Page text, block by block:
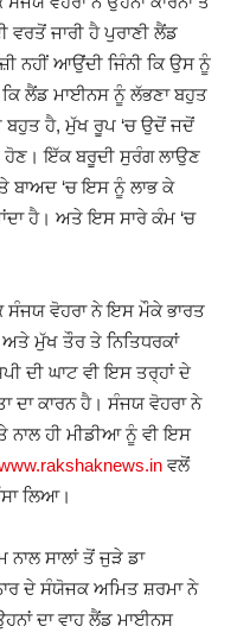
ਵਰਤੋਂ ਜਾਰੀ ਹੈ ਪੁਰਾਣੀ ਲੈਂਡ
ਨਹੀਂ ਆਉਂਦੀ ਜਿੰਨੀ ਕਿ ਉਸ ਨੂੰ
ਲੈਂਡ ਮਾਈਨਸ ਨੂੰ ਲੱਭਣਾ ਬਹੁਤ
ਬਹੁਤ ਹੈ, ਮੁੱਖ ਰੂਪ ‘ਚ ਉਦੋਂ ਜਦੋਂ
ਹੋਣ। ਇੱਕ ਬਰੂਦੀ ਸੁਰੰਗ ਲਾਉਣ
ਬਾਅਦ ‘ਚ ਇਸ ਨੂੰ ਲਾਭ ਕੇ
ਹੈ। ਅਤੇ ਇਸ ਸਾਰੇ ਕੰਮ ‘ਚ
ਸੰਜਯ ਵੋਹਰਾ ਨੇ ਇਸ ਮੌਕੇ ਭਾਰਤ
ਅਤੇ ਮੁੱਖ ਤੌਰ ਤੇ ਨਿਤਿਧਰਕਾਂ
ਦੀ ਘਾਟ ਵੀ ਇਸ ਤਰ੍ਹਾਂ ਦੇ
ਦਾ ਕਾਰਨ ਹੈ। ਸੰਜਯ ਵੋਹਰਾ ਨੇ
ਹੀ ਮੀਡੀਆ ਨੂੰ ਵੀ ਇਸ
ਵਲੋਂ
ਲਿਆ।
ਸਾਲਾਂ ਤੋਂ ਜੁੜੇ ਡਾ
ਦੇ ਸੰਯੋਜਕ ਅਮਿਤ ਸ਼ਰਮਾ ਨੇ
ਦਾ ਵਾਹ ਲੈਂਡ ਮਾਈਨਸ